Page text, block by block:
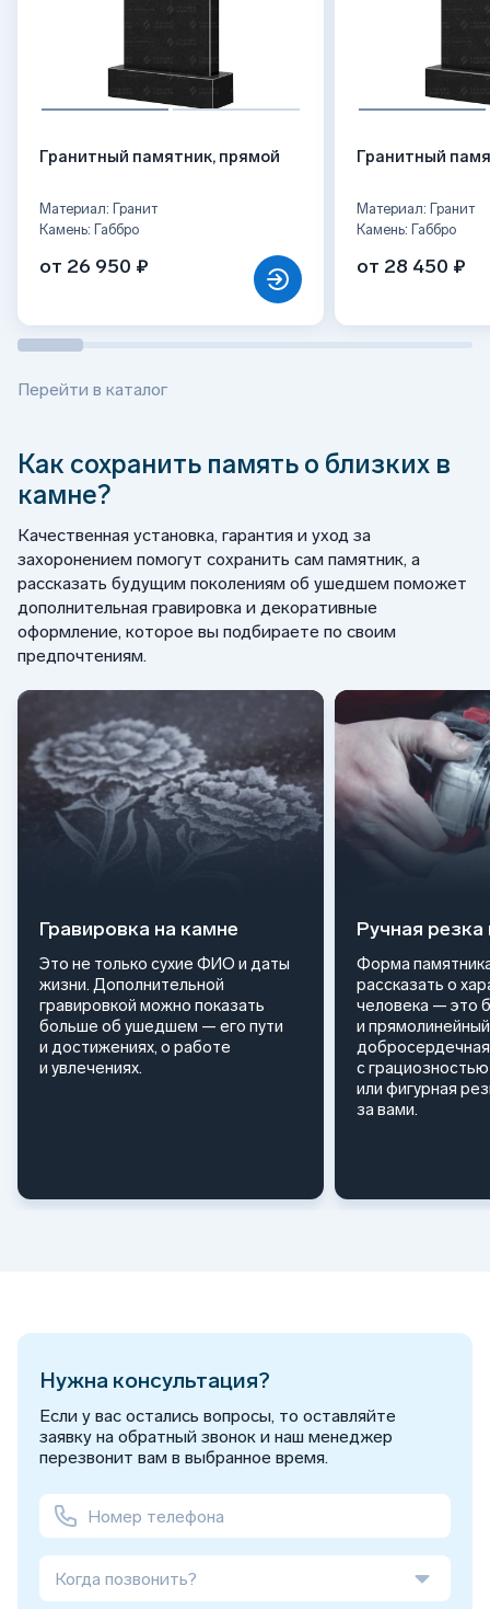
Гранитный памятник, прямой
Материал: Гранит
Камень: Габбро
от 26 950 ₽
Гранитный
Материал: Гранит
Камень: Габбро
от 28 450 ₽
Перейти в каталог
Как сохранить память о близких в
камне?
Качественная установка, гарантия и уход за
захоронением помогут сохранить сам памятник, а
рассказать будущим поколениям об ушедшем поможет
дополнительная гравировка и декоративные
оформление, которое вы подбираете по своим
предпочтениям.
Гравировка на камне
Это не только сухие ФИО и даты
жизни. Дополнительной
гравировкой можно показать
больше об ушедшем — его пути
и достижениях, о работе
и увлечениях.
Ручная
Форма
рассказать о
человека — это
и
с
или фигурная
за вами.
Нужна консультация?
Если у вас остались вопросы, то оставляйте
заявку на обратный звонок и наш менеджер
перезвонит вам в выбранное время.
Когда позвонить?